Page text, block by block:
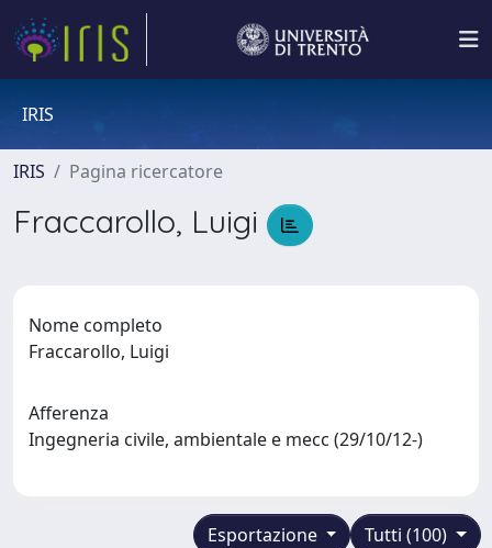
IRIS
IRIS Pagina ricercatore
Fraccarollo, Luigi
Nome completo
Fraccarollo, Luigi
Afferenza
Ingegneria civile, ambientale e mecc (29/10/12-)
Tutti (100)
Esportazione